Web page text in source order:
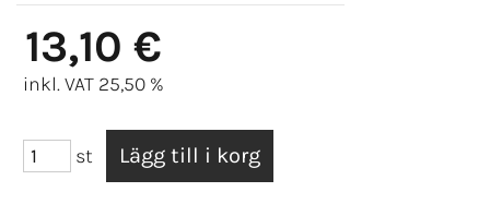
13,10 €
inkl. VAT 25,50 %
st